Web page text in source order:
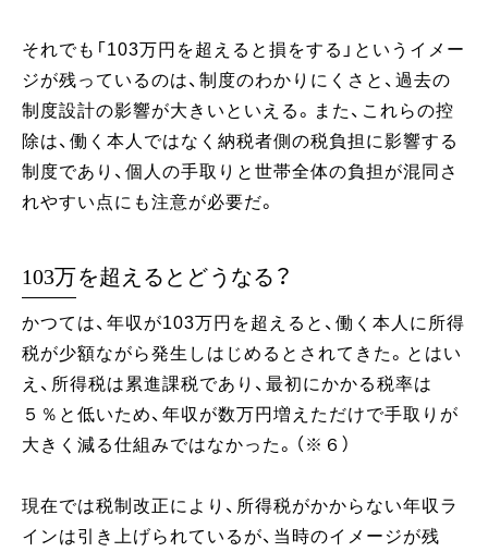
それでも「103万円を超えると損をする」というイメー
ジが残っているのは、制度のわかりにくさと、過去の
制度設計の影響が大きいといえる。また、これらの控
除は、働く本人ではなく納税者側の税負担に影響する
制度であり、個人の手取りと世帯全体の負担が混同さ
れやすい点にも注意が必要だ。
103万を超えるとどうなる？
かつては、年収が103万円を超えると、働く本人に所得
税が少額ながら発生しはじめるとされてきた。とはい
え、所得税は累進課税であり、最初にかかる税率は
５％と低いため、年収が数万円増えただけで手取りが
大きく減る仕組みではなかった。（※６）
現在では税制改正により、所得税がかからない年収ラ
インは引き上げられているが、当時のイメージが残